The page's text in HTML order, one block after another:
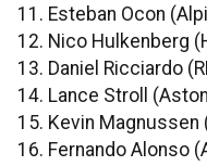
11. Esteban Ocon
12. Nico Hulkenberg
13. Daniel Ricciardo
14. Lance Stroll
15. Kevin Magnussen
16. Fernando Alonso